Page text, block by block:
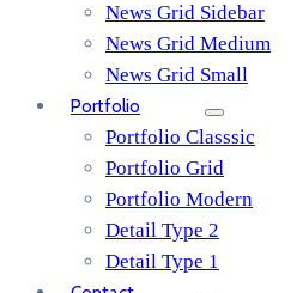
News Grid Sidebar
News Grid Medium
News Grid Small
Portfolio
Portfolio Classsic
Portfolio Grid
Portfolio Modern
Detail Type 2
Detail Type 1